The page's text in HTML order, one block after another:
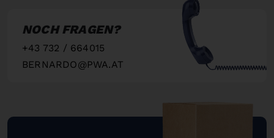
NOCH FRAGEN?
+43 732 / 664015
BERNARDO@PWA.AT